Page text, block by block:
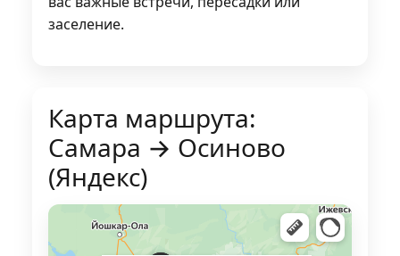
заселение.
Карта маршрута:
Самара → Осиново
(Яндекс)